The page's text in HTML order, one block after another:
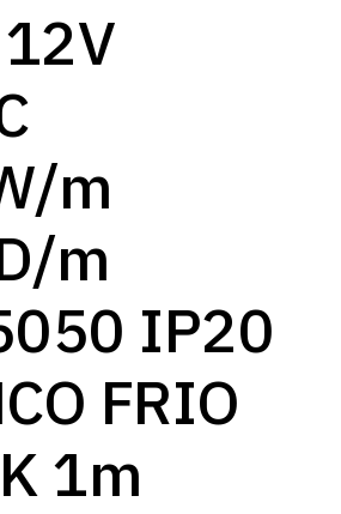
m
m
IP20
FRIO
1m